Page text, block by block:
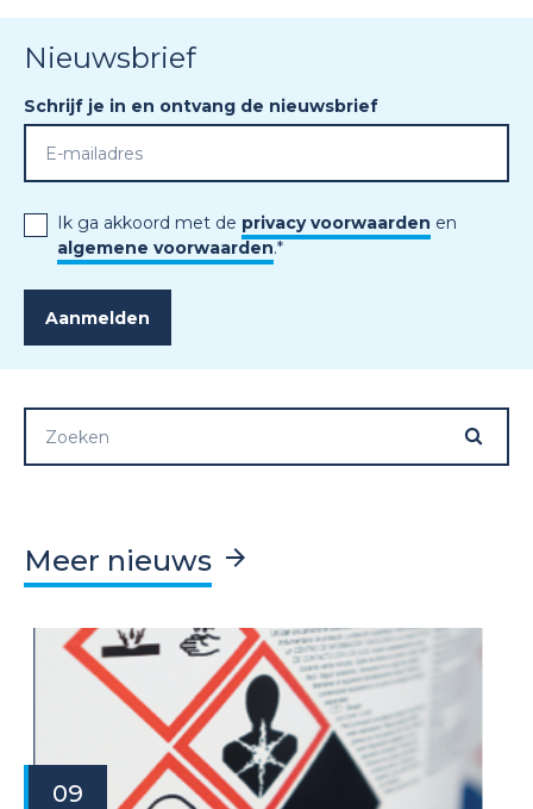
Nieuwsbrief
Schrijf je in en ontvang de nieuwsbrief
Ik ga akkoord met de privacy voorwaarden en
algemene voorwaarden.*
Meer nieuws
09